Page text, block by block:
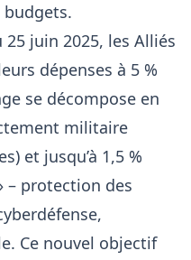
budgets.
juin 2025, les Alliés
dépenses à 5 %
se décompose en
militaire
et jusqu’à 1,5 %
– protection des
Ce nouvel objectif